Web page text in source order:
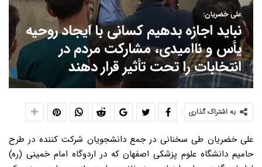
علی خضریان:
نباید اجازه بدهیم کسانی با ایجاد روحیه
یأس و ناامیدی، مشارکت مردم در
انتخابات را تحت تأثیر قرار دهند
به اشتراک گذاری
علی خضریان طی سخنانی در جمع دانشجویان شرکت کننده در طرح
حامیم دانشگاه علوم پزشکی اصفهان که در اردوگاه امام خمینی (ره)